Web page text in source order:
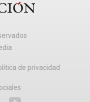
de privacidad